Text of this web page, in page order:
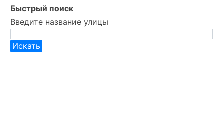
Быстрый поиск
Введите название улицы
Искать